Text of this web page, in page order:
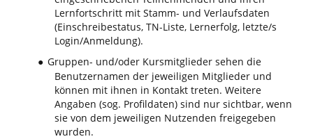
Lernfortschritt mit Stamm- und Verlaufsdaten
(Einschreibestatus, TN-Liste, Lernerfolg, letzte/s
Login/Anmeldung).
● Gruppen- und/oder Kursmitglieder sehen die
Benutzernamen der jeweiligen Mitglieder und
können mit ihnen in Kontakt treten. Weitere
Angaben (sog. Profildaten) sind nur sichtbar, wenn
sie von dem jeweiligen Nutzenden freigegeben
wurden.